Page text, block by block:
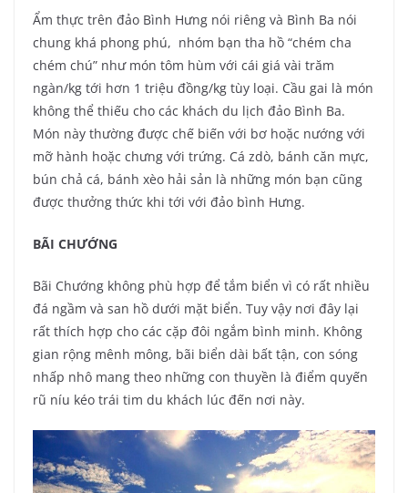
Ẩm thực trên đảo Bình Hưng nói riêng và Bình Ba nói
chung khá phong phú, nhóm bạn tha hồ “chém cha
chém chú” như món tôm hùm với cái giá vài trăm
ngàn/kg tới hơn 1 triệu đồng/kg tùy loại. Cầu gai là món
không thể thiếu cho các khách du lịch đảo Bình Ba.
Món này thường được chế biến với bơ hoặc nướng với
mỡ hành hoặc chưng với trứng. Cá zdò, bánh căn mực,
bún chả cá, bánh xèo hải sản là những món bạn cũng
được thưởng thức khi tới với đảo bình Hưng.
BÃI CHƯỚNG
Bãi Chướng không phù hợp để tắm biển vì có rất nhiều
đá ngầm và san hồ dưới mặt biển. Tuy vậy nơi đây lại
rất thích hợp cho các cặp đôi ngắm bình minh. Không
gian rộng mênh mông, bãi biển dài bất tận, con sóng
nhấp nhô mang theo những con thuyền là điểm quyến
rũ níu kéo trái tim du khách lúc đến nơi này.